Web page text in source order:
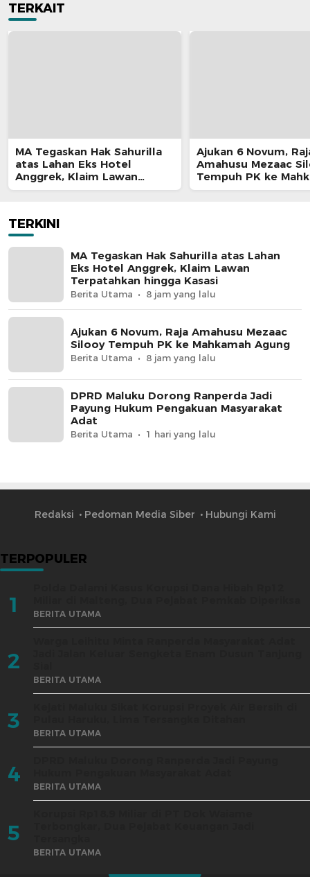
TERKAIT
MA Tegaskan Hak Sahurilla
atas Lahan Eks Hotel
Anggrek, Klaim Lawan
Terpatahkan hingga Kasasi
Ajukan 6 Novum,
Amahusu Mezaac
Tempuh PK ke
Agung
TERKINI
MA Tegaskan Hak Sahurilla atas Lahan
Eks Hotel Anggrek, Klaim Lawan
Terpatahkan hingga Kasasi
Berita Utama 8 jam yang lalu
Ajukan 6 Novum, Raja Amahusu Mezaac
Silooy Tempuh PK ke Mahkamah Agung
Berita Utama 8 jam yang lalu
DPRD Maluku Dorong Ranperda Jadi
Payung Hukum Pengakuan Masyarakat
Adat
Berita Utama 1 hari yang lalu
Redaksi Pedoman Media Siber Hubungi Kami
TERPOPULER
1 BERITA UTAMA
2
BERITA UTAMA
3 BERITA UTAMA
4 BERITA UTAMA
5
BERITA UTAMA